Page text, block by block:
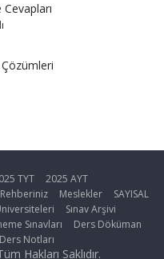
TYT
2025 AYT
Rehberiniz Meslekler
SAYISAL
Sınav Arşivi
Sınavları
Ders Döküman
Ders Notları
Hakları Saklıdır.